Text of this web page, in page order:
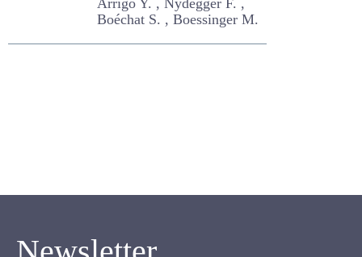
Wyss U. , MEISSER M, Arrigo
Y. , Nydegger F. , Boéchat S.
, Boessinger M.
Newsletter